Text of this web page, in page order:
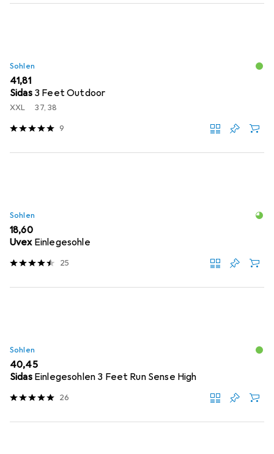
Sohlen
EUR
41,81
Sidas 3 Feet Outdoor
XXL 37, 38
9
Sohlen
EUR
18,60
Uvex Einlegesohle
25
Sohlen
EUR
40,45
Sidas Einlegesohlen 3 Feet Run Sense High
26